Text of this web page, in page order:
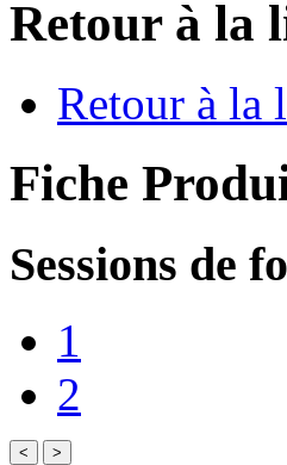
Retour à la
Retour à la
Fiche
Sessions de
1
2
< >